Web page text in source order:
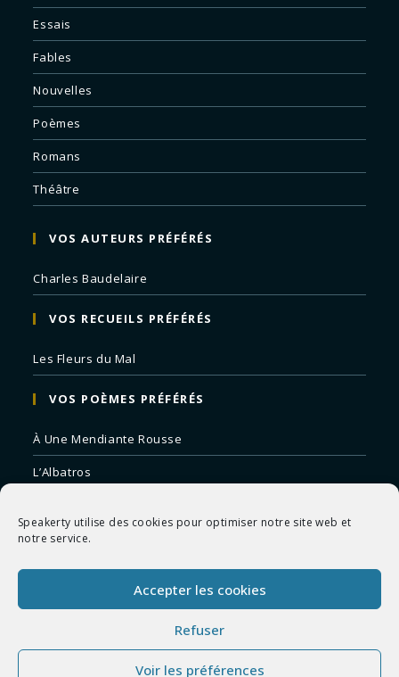
Speakerty utilise des cookies pour optimiser notre site web et
notre service.
Accepter les cookies
Refuser
Voir les préférences
Essais
Fables
Nouvelles
Poèmes
Romans
Théâtre
VOS AUTEURS PRÉFÉRÉS
Charles Baudelaire
VOS RECUEILS PRÉFÉRÉS
Les Fleurs du Mal
VOS POÈMES PRÉFÉRÉS
À Une Mendiante Rousse
L’Albatros
Remords Posthume
La Mort des Artistes